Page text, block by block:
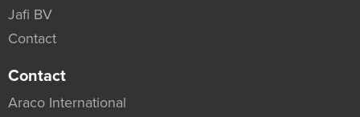
Jafi BV
Contact
Contact
Araco International